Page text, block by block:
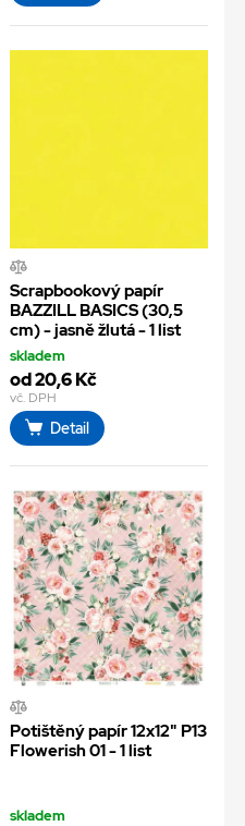
Scrapbookový papír
BAZZILL BASICS (30,5
cm) - jasně žlutá - 1 list
skladem
od 20,6 Kč
vč. DPH
Detail
Potištěný papír 12x12" P13
Flowerish 01 - 1 list
skladem